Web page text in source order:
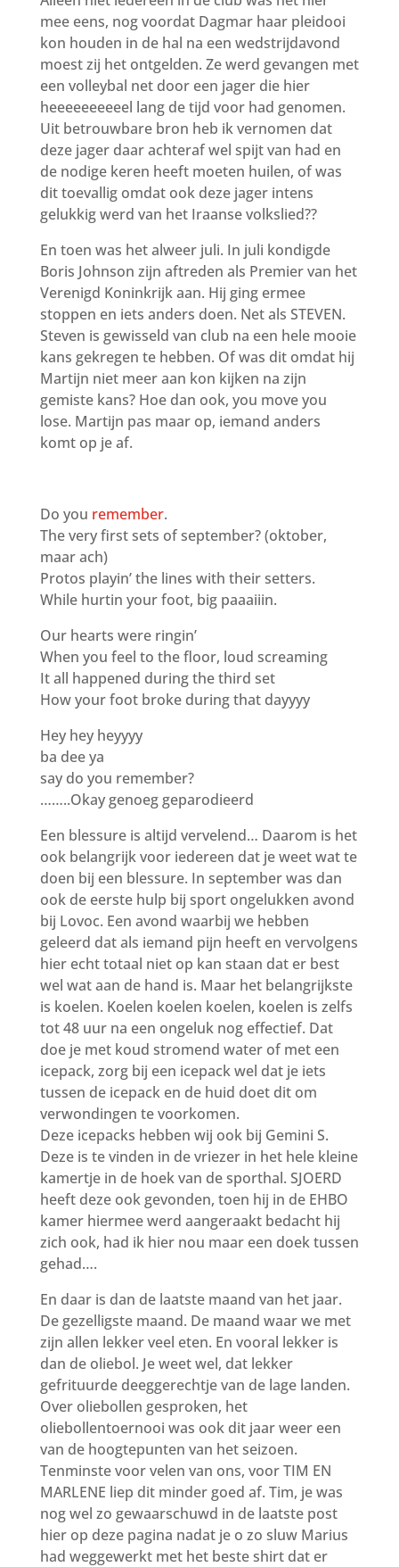
mee eens, nog voordat Dagmar haar pleidooi
kon houden in de hal na een wedstrijdavond
moest zij het ontgelden. Ze werd gevangen met
een volleybal net door een jager die hier
heeeeeeeeeel lang de tijd voor had genomen.
Uit betrouwbare bron heb ik vernomen dat
deze jager daar achteraf wel spijt van had en
de nodige keren heeft moeten huilen, of was
dit toevallig omdat ook deze jager intens
gelukkig werd van het Iraanse volkslied??
En toen was het alweer juli. In juli kondigde
Boris Johnson zijn aftreden als Premier van het
Verenigd Koninkrijk aan. Hij ging ermee
stoppen en iets anders doen. Net als STEVEN.
Steven is gewisseld van club na een hele mooie
kans gekregen te hebben. Of was dit omdat hij
Martijn niet meer aan kon kijken na zijn
gemiste kans? Hoe dan ook, you move you
lose. Martijn pas maar op, iemand anders
komt op je af.
Do you remember.
The very first sets of september? (oktober,
maar ach)
Protos playin’ the lines with their setters.
While hurtin your foot, big paaaiiin.
Our hearts were ringin’
When you feel to the floor, loud screaming
It all happened during the third set
How your foot broke during that dayyyy
Hey hey heyyyy
ba dee ya
say do you remember?
……..Okay genoeg geparodieerd
Een blessure is altijd vervelend… Daarom is het
ook belangrijk voor iedereen dat je weet wat te
doen bij een blessure. In september was dan
ook de eerste hulp bij sport ongelukken avond
bij Lovoc. Een avond waarbij we hebben
geleerd dat als iemand pijn heeft en vervolgens
hier echt totaal niet op kan staan dat er best
wel wat aan de hand is. Maar het belangrijkste
is koelen. Koelen koelen koelen, koelen is zelfs
tot 48 uur na een ongeluk nog effectief. Dat
doe je met koud stromend water of met een
icepack, zorg bij een icepack wel dat je iets
tussen de icepack en de huid doet dit om
verwondingen te voorkomen.
Deze icepacks hebben wij ook bij Gemini S.
Deze is te vinden in de vriezer in het hele kleine
kamertje in de hoek van de sporthal. SJOERD
heeft deze ook gevonden, toen hij in de EHBO
kamer hiermee werd aangeraakt bedacht hij
zich ook, had ik hier nou maar een doek tussen
gehad….
En daar is dan de laatste maand van het jaar.
De gezelligste maand. De maand waar we met
zijn allen lekker veel eten. En vooral lekker is
dan de oliebol. Je weet wel, dat lekker
gefrituurde deeggerechtje van de lage landen.
Over oliebollen gesproken, het
oliebollentoernooi was ook dit jaar weer een
van de hoogtepunten van het seizoen.
Tenminste voor velen van ons, voor TIM EN
MARLENE liep dit minder goed af. Tim, je was
nog wel zo gewaarschuwd in de laatste post
hier op deze pagina nadat je o zo sluw Marius
had weggewerkt met het beste shirt dat er